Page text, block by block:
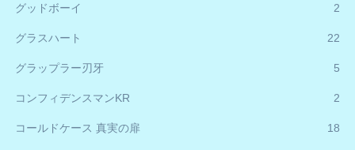
グッドボーイ 2
グラスハート 22
グラップラー刃牙 5
コンフィデンスマンKR 2
コールドケース 真実の扉 18